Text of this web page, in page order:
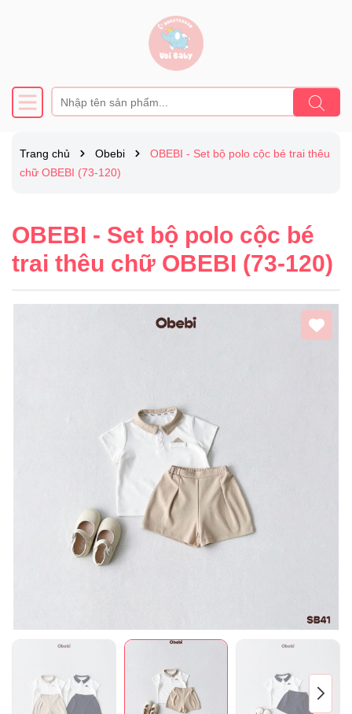
Trang chủ Obebi
OBEBI - Set bộ polo cộc bé trai thêu
chữ OBEBI (73-120)
OBEBI - Set bộ polo cộc bé
trai thêu chữ OBEBI (73-120)